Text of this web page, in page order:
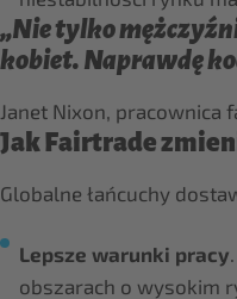
„Nie tylko
kobiet. Naprawdę
Janet Nixon, pracownica
Jak Fairtrade
Globalne łańcuchy
Lepsze warunki pracy
obszarach o wysokim